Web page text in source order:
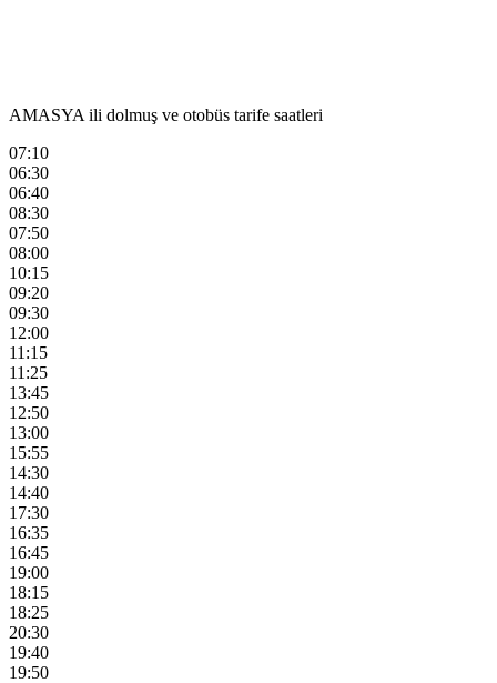
AMASYA ili dolmuş ve otobüs tarife saatleri
07:10
06:30
06:40
08:30
07:50
08:00
10:15
09:20
09:30
12:00
11:15
11:25
13:45
12:50
13:00
15:55
14:30
14:40
17:30
16:35
16:45
19:00
18:15
18:25
20:30
19:40
19:50